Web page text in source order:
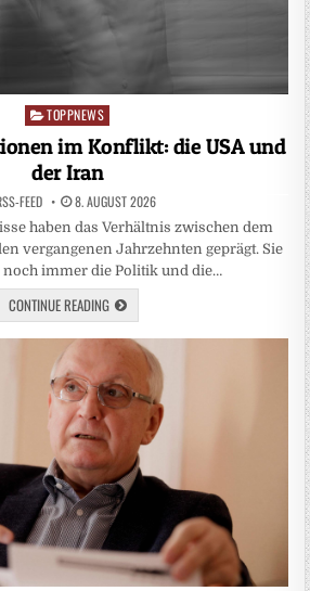
Posted
TOPPNEWS
im Konflikt: die USA und
der Iran
FEED 8. AUGUST 2026
haben das Verhältnis zwischen dem
vergangenen Jahrzehnten geprägt. Sie
noch immer die Politik und die…
CONTINUE READING